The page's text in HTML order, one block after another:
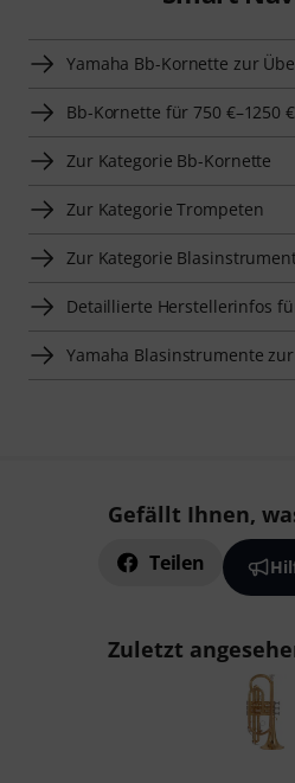
Yamaha Bb-Kornette zur
Bb-Kornette für 750 €–1250
Zur Kategorie Bb-Kornette
Zur Kategorie Trompeten
Zur Kategorie
Detaillierte Herstellerinfos
Yamaha Blasinstrumente
Gefällt Ihnen,
Teilen
Zuletzt